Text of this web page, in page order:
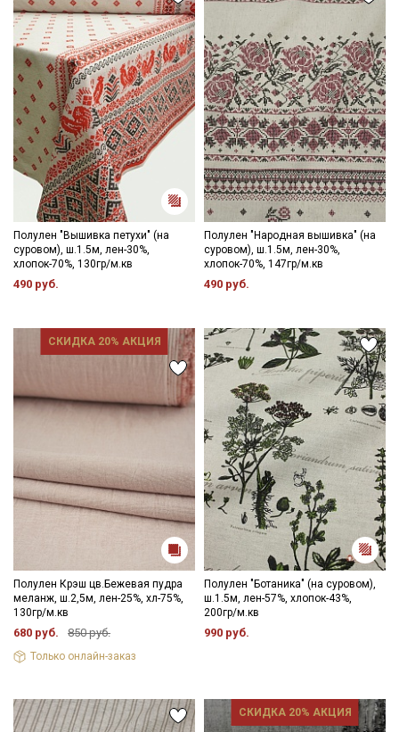
Полулен "Вышивка петухи" (на
суровом), ш.1.5м, лен-30%,
хлопок-70%, 130гр/м.кв
490 руб.
Полулен "Народная вышивка" (на
суровом), ш.1.5м, лен-30%,
хлопок-70%, 147гр/м.кв
490 руб.
СКИДКА 20% АКЦИЯ
Полулен Крэш цв.Бежевая пудра
меланж, ш.2,5м, лен-25%, хл-75%,
130гр/м.кв
680 руб. 850 руб.
Только онлайн-заказ
Полулен "Ботаника" (на суровом),
ш.1.5м, лен-57%, хлопок-43%,
200гр/м.кв
990 руб.
СКИДКА 20% АКЦИЯ
Секретная рассылка от Купава